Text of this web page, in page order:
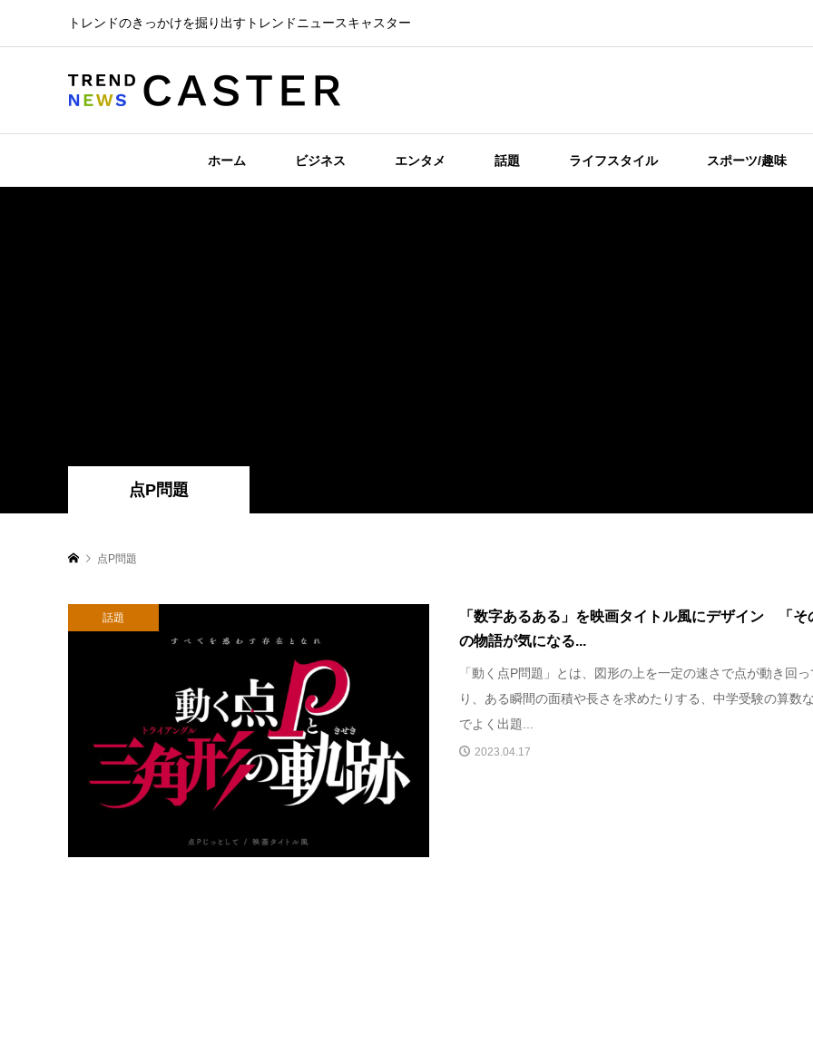
トレンドのきっかけを掘り出すトレンドニュースキャスター
ホーム ビジネス エンタメ 話題 ライフスタイル スポーツ/趣味
点P問題
点P問題
話題
「数字あるある」を映画タイトル風にデザイン 「そ
の物語が気になる...
「動く点P問題」とは、図形の上を一定の速さで点が動き回
り、ある瞬間の面積や長さを求めたりする、中学受験の算数
でよく出題...
2023.04.17